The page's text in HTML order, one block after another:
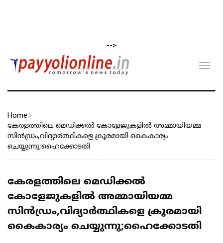
-->
Home
കേരളത്തിലെ മെഡിക്കൽ കോളേജുകളിൽ അമ്മായിയമ്മ
സിൻഡ്രം,വിദ്യാർത്ഥികളെ ക്രൂരമായി കൈകാര്യം
ചെയ്യുന്നു;ഹൈക്കോടതി
കേരളത്തിലെ മെഡിക്കൽ
കോളേജുകളിൽ അമ്മായിയമ്മ
സിൻഡ്രം,വിദ്യാർത്ഥികളെ ക്രൂരമായി
കൈകാര്യം ചെയ്യുന്നു;ഹൈക്കോടതി